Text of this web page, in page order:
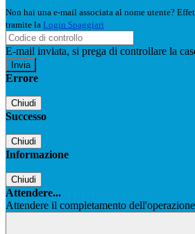
Non hai una e-mail associata al nome utente?
tramite la Login Spaggiari
E-mail inviata, si prega di controllare la
Errore
Chiudi
Successo
Chiudi
Informazione
Chiudi
Attendere...
Attendere il completamento